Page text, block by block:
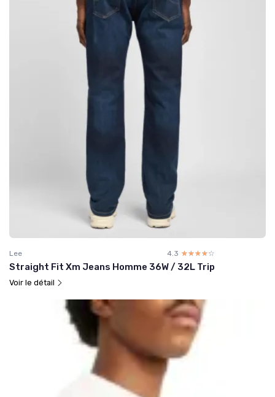
Lee 4.3 ☆☆☆☆☆
★★★★★
Straight Fit Xm Jeans Homme 36W / 32L Trip
Voir le détail